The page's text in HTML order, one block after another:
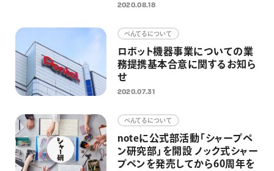
企画の第一弾として
2020.08.18
ぺんてるについて
ロボット機器事業についての業
務提携基本合意に関するお知ら
せ
2020.07.31
ぺんてるについて
noteに公式部活動「シャープペ
ン研究部」を開設 ノック式シャー
プペンを発売してから60周年を